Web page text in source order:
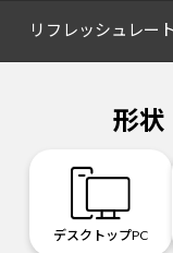
リフレッシュレー
形状
デスクトップPC